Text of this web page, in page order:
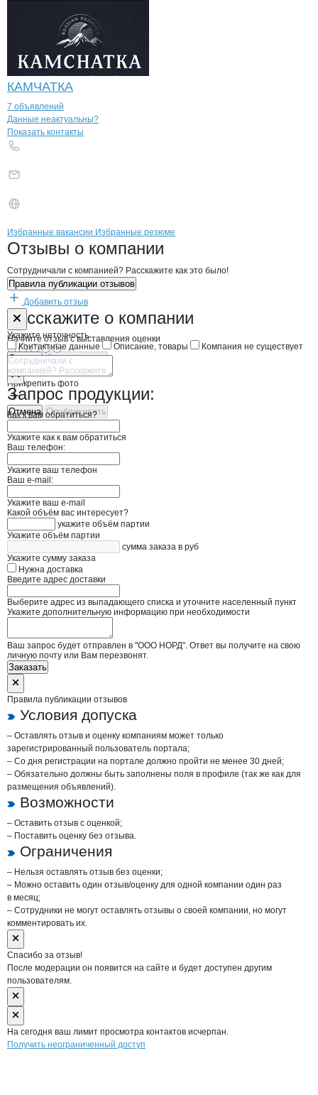
КАМЧАТКА
7 объявлений
Контактыкомпании
+7(800)000-00-..
Данные неактуальны?
Показать контакты
Брендыкомпани НОРД
Вакансии вНОРД
Избранные вакансии Избранные резюме
Новости oНОРД, ООО
Отзывы о компании
Сотрудничали с компанией? Расскажите как это было!
Правила публикации отзывов
Добавить отзыв
Расскажите о компании
Начните отзыв с выставления оценки
Прикрепить фото
Отмена Опубликовать
Форма обратной связи о неточностях
Укажите неточность
Контактные данные
Описание, товары Компания не существует
Отмена Опубликовать
Запрос продукции:
Как к вам обратиться?
Укажите как к вам обратиться
Ваш телефон:
Укажите ваш телефон
Ваш e-mail:
Укажите ваш e-mail
Какой объём вас интересует?
укажите объём партии
Укажите объём партии
сумма заказа в руб
Укажите сумму заказа
Нужна доставка
Введите адрес доставки
Выберите адрес из выпадающего списка и уточните населенный пункт
Укажите дополнительную информацию при необходимости
Ваш запрос будет отправлен в "ООО НОРД". Ответ вы получите на свою
личную почту или Вам перезвонят.
Заказать
Правила публикации отзывов
Условия допуска
– Оставлять отзыв и оценку компаниям может только
зарегистрированный пользователь портала;
– Со дня регистрации на портале должно пройти не менее 30 дней;
– Обязательно должны быть заполнены поля в профиле (так же как для
размещения объявлений).
Возможности
– Оставить отзыв с оценкой;
– Поставить оценку без отзыва.
Ограничения
– Нельзя оставлять отзыв без оценки;
– Можно оставить один отзыв/оценку для одной компании один раз
в месяц;
– Сотрудники не могут оставлять отзывы о своей компании, но могут
комментировать их.
Спасибо за отзыв!
После модерации он появится на сайте и будет доступен другим
пользователям.
На сегодня ваш лимит просмотра контактов исчерпан.
Получить неограниченный доступ